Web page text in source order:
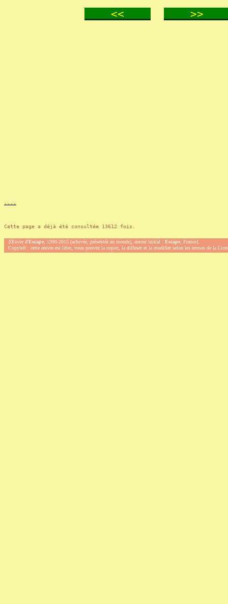
<<
Cette page a déjà été consultée 13612 fois.
[Œuvre d'Escape, 1990-2015 (achevée, présentée au monde), auteur initial :Escape, France].
Copyleft : cette œuvre est libre, vous pouvez la copier, la diffuser et la modifier selon les termes de la